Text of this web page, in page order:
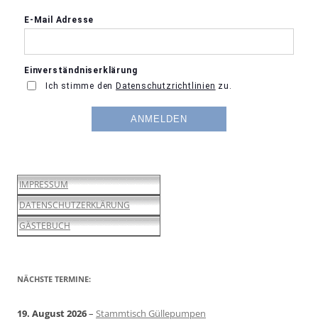
IMPRESSUM
DATENSCHUTZERKLÄRUNG
GÄSTEBUCH
NÄCHSTE TERMINE:
19. August 2026– Stammtisch Güllepumpen